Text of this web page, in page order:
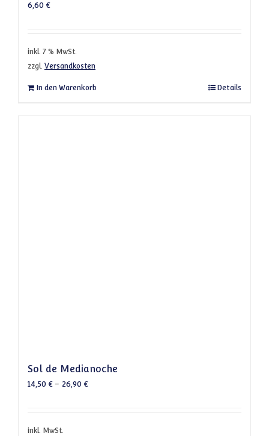
6,60 €
inkl. 7 % MwSt.
zzgl. Versandkosten
In den Warenkorb Details
Sol de Medianoche
14,50 €– 26,90 €
inkl. MwSt.